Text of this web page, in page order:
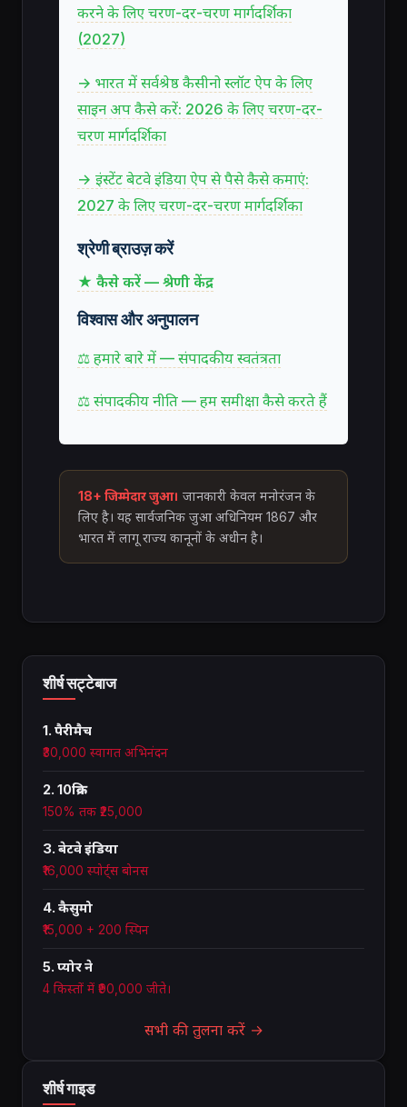
करने के लिए चरण-दर-चरण मार्गदर्शिका
(2027)
→ भारत में सर्वश्रेष्ठ कैसीनो स्लॉट ऐप के लिए
साइन अप कैसे करें: 2026 के लिए चरण-दर-
चरण मार्गदर्शिका
→ इंस्टेंट बेटवे इंडिया ऐप से पैसे कैसे कमाएं:
2027 के लिए चरण-दर-चरण मार्गदर्शिका
श्रेणी ब्राउज़ करें
★ कैसे करें — श्रेणी केंद्र
विश्वास और अनुपालन
⚖ हमारे बारे में — संपादकीय स्वतंत्रता
⚖ संपादकीय नीति — हम समीक्षा कैसे करते हैं
18+ जिम्मेदार जुआ। जानकारी केवल मनोरंजन के
लिए है। यह सार्वजनिक जुआ अधिनियम 1867 और
भारत में लागू राज्य कानूनों के अधीन है।
शीर्ष सट्टेबाज
1. पैरीमैच
₹30,000 स्वागत अभिनंदन
2. 10क्रिक
150% तक ₹25,000
3. बेटवे इंडिया
₹16,000 स्पोर्ट्स बोनस
4. कैसुमो
₹15,000 + 200 स्पिन
5. प्योर ने
4 किस्तों में ₹90,000 जीते।
सभी की तुलना करें →
शीर्ष गाइड